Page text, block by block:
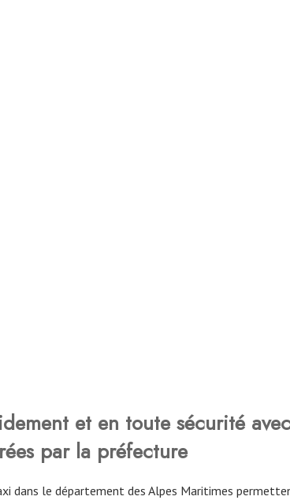
et en toute sécurité avec
par la préfecture
dans le département des Alpes Maritimes